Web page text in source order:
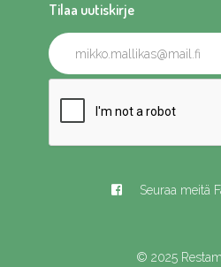
Tilaa uutiskirje
Seuraa meitä
© 2025